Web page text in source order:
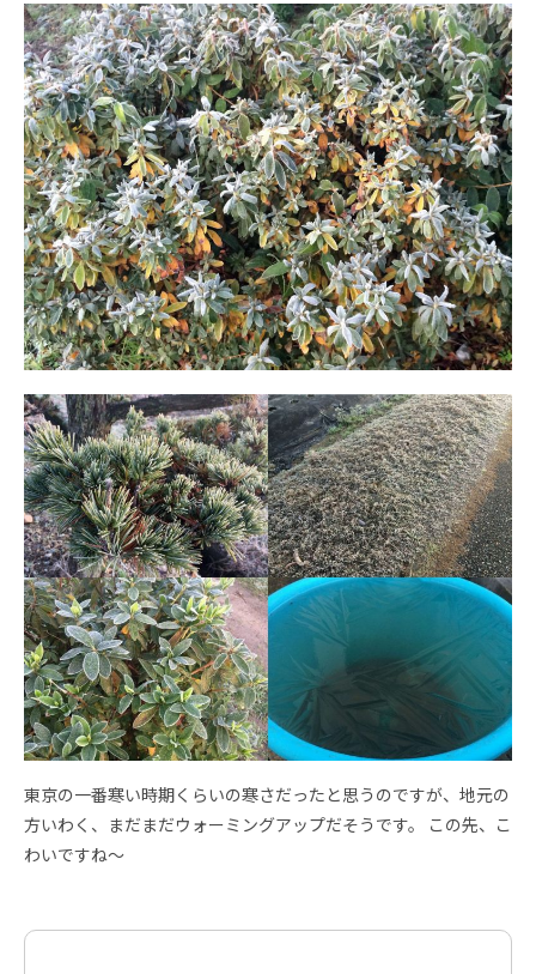
東京の一番寒い時期くらいの寒さだったと思うのですが、地元の
方いわく、まだまだウォーミングアップだそうです。 この先、こ
わいですね～